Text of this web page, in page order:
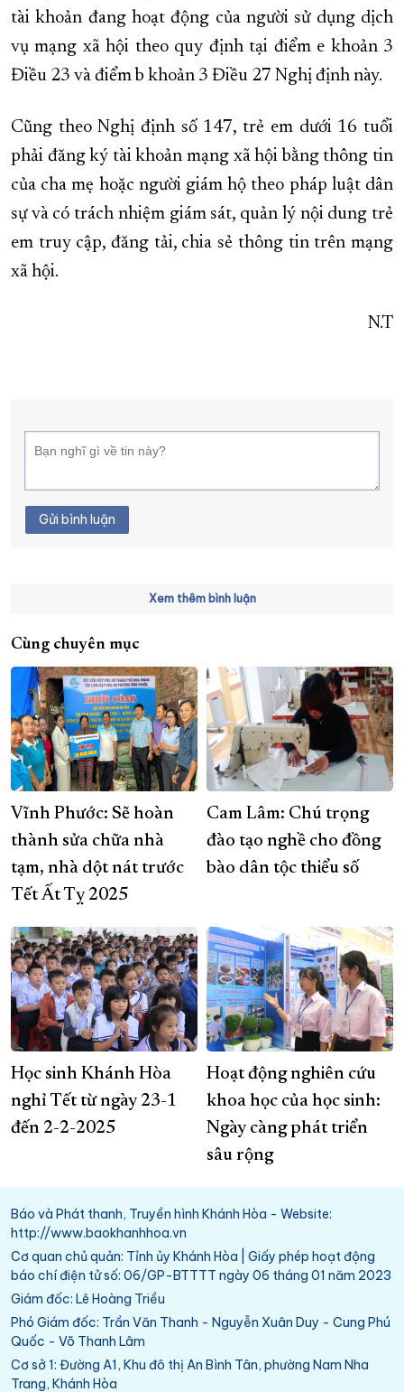
tài khoản đang hoạt động của người sử dụng dịch
vụ mạng xã hội theo quy định tại điểm e khoản 3
Điều 23 và điểm b khoản 3 Điều 27 Nghị định này.
Cũng theo Nghị định số 147, trẻ em dưới 16 tuổi
phải đăng ký tài khoản mạng xã hội bằng thông tin
của cha mẹ hoặc người giám hộ theo pháp luật dân
sự và có trách nhiệm giám sát, quản lý nội dung trẻ
em truy cập, đăng tải, chia sẻ thông tin trên mạng
xã hội.
N.T
Gửi bình luận
Xem thêm bình luận
Cùng chuyên mục
Vĩnh Phước: Sẽ hoàn
thành sửa chữa nhà
tạm, nhà dột nát trước
Tết Ất Tỵ 2025
Cam Lâm: Chú trọng
đào tạo nghề cho đồng
bào dân tộc thiểu số
Học sinh Khánh Hòa
nghỉ Tết từ ngày 23-1
đến 2-2-2025
Hoạt động nghiên cứu
khoa học của học sinh:
Ngày càng phát triển
sâu rộng
Báo và Phát thanh, Truyền hình Khánh Hòa - Website:
http://www.baokhanhhoa.vn
Cơ quan chủ quản: Tỉnh ủy Khánh Hòa | Giấy phép hoạt động
báo chí điện tử số: 06/GP-BTTTT ngày 06 tháng 01 năm 2023
Giám đốc: Lê Hoàng Triều
Phó Giám đốc: Trần Văn Thanh - Nguyễn Xuân Duy - Cung Phú
Quốc - Võ Thanh Lâm
Cơ sở 1: Đường A1, Khu đô thị An Bình Tân, phường Nam Nha
Trang, Khánh Hòa